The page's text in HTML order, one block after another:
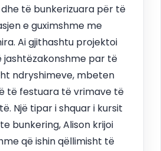
të bunkerizuara për të
e guximshme me
Ai gjithashtu projektoi
par të
ndryshimeve, mbeten
të festuara të vrimave të
Një tipar i shquar i kursit
bunkering, Alison krijoi
që ishin qëllimisht të